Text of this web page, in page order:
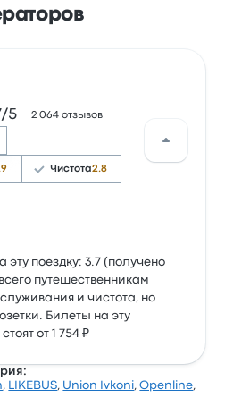
из 5
5 2 064 отзывов
Чистота2.8
эту поездку: 3.7 (получено
путешественникам
и чистота, но
Билеты на эту
от 1 754 ₽
, LIKEBUS, Union Ivkoni,Openline,